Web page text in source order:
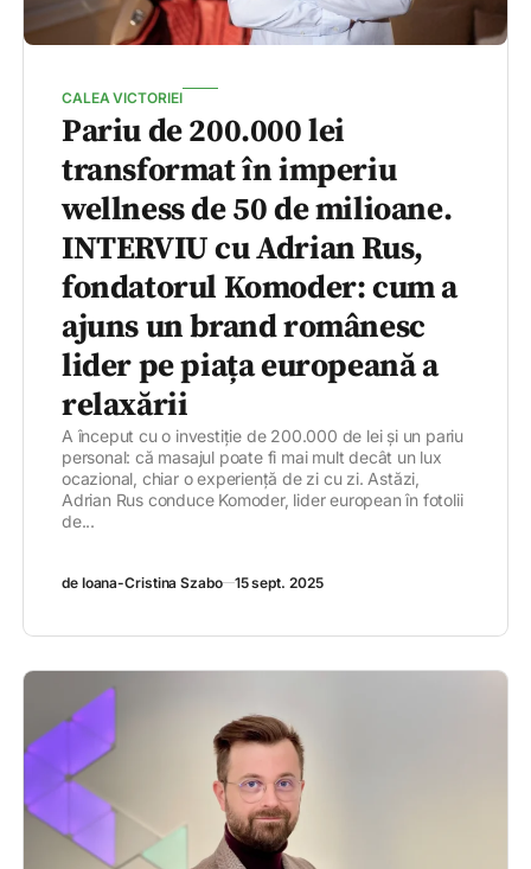
CALEA VICTORIEI
Pariu de 200.000 lei
transformat în imperiu
wellness de 50 de milioane.
INTERVIU cu Adrian Rus,
fondatorul Komoder: cum a
ajuns un brand românesc
lider pe piața europeană a
relaxării
A început cu o investiție de 200.000 de lei și un pariu
personal: că masajul poate fi mai mult decât un lux
ocazional, chiar o experiență de zi cu zi. Astăzi,
Adrian Rus conduce Komoder, lider european în fotolii
de...
de Ioana-Cristina Szabo 15 sept. 2025